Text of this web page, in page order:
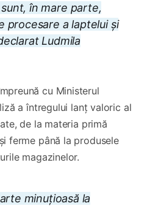
în mare parte,
procesare a laptelui și
Ludmila
cu Ministerul
a întregului lanț valoric al
de la materia primă
ferme până la produsele
magazinelor.
minuțioasă la